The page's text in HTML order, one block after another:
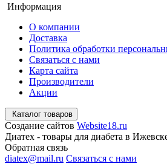
Информация
О компании
Доставка
Политика обработки
Связаться с нами
Карта сайта
Производители
Акции
Каталог товаров
Создание сайтов Website18.ru
Диатех - товары для диабета в
Обратная связь
diatex@mail.ru Связаться с нами